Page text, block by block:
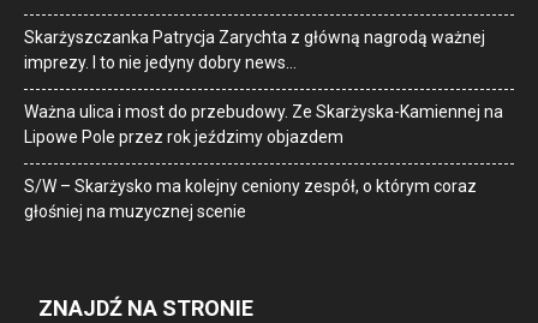
Skarżyszczanka Patrycja Zarychta z główną nagrodą ważnej
imprezy. I to nie jedyny dobry news…
Ważna ulica i most do przebudowy. Ze Skarżyska-Kamiennej na
Lipowe Pole przez rok jeździmy objazdem
S/W – Skarżysko ma kolejny ceniony zespół, o którym coraz
głośniej na muzycznej scenie
ZNAJDŹ NA STRONIE